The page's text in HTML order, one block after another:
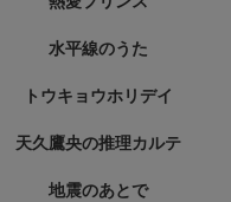
水平線のうた
トウキョウホリデイ
天久鷹央の推理カルテ
地震のあとで